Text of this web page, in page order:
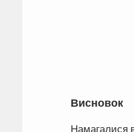
Висновок
Намагалися